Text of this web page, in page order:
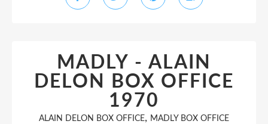
MADLY - ALAIN
DELON BOX OFFICE
1970
ALAIN DELON BOX OFFICE, MADLY BOX OFFICE